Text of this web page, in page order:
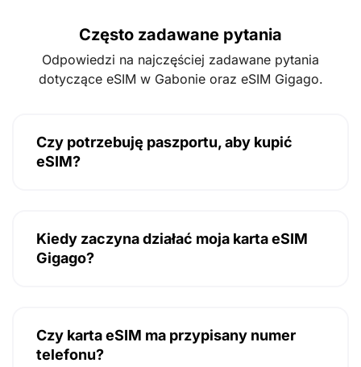
Często zadawane pytania
Odpowiedzi na najczęściej zadawane pytania
dotyczące eSIM w Gabonie oraz eSIM Gigago.
Czy potrzebuję paszportu, aby kupić
eSIM?
Kiedy zaczyna działać moja karta eSIM
Gigago?
Czy karta eSIM ma przypisany numer
telefonu?